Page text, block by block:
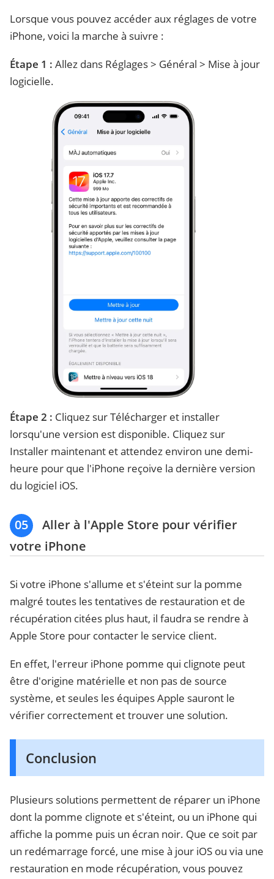
Lorsque vous pouvez accéder aux réglages de votre
iPhone, voici la marche à suivre :
Étape 1 : Allez dans Réglages > Général > Mise à jour
logicielle.
Étape 2 : Cliquez sur Télécharger et installer
lorsqu'une version est disponible. Cliquez sur
Installer maintenant et attendez environ une demi-
heure pour que l'iPhone reçoive la dernière version
du logiciel iOS.
05
Aller à l'Apple Store pour vérifier
votre iPhone
Si votre iPhone s'allume et s'éteint sur la pomme
malgré toutes les tentatives de restauration et de
récupération citées plus haut, il faudra se rendre à
Apple Store pour contacter le service client.
En effet, l'erreur iPhone pomme qui clignote peut
être d'origine matérielle et non pas de source
système, et seules les équipes Apple sauront le
vérifier correctement et trouver une solution.
Conclusion
Plusieurs solutions permettent de réparer un iPhone
dont la pomme clignote et s'éteint, ou un iPhone qui
affiche la pomme puis un écran noir. Que ce soit par
un redémarrage forcé, une mise à jour iOS ou via une
restauration en mode récupération, vous pouvez